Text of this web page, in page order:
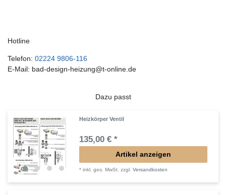
Hotline
Telefon: 02224 9806-116
E-Mail: bad-design-heizung@t-online.de
Dazu passt
Heizkörper Ventil
135,00 € *
Artikel anzeigen
*inkl. ges. MwSt. zzgl.Versandkosten